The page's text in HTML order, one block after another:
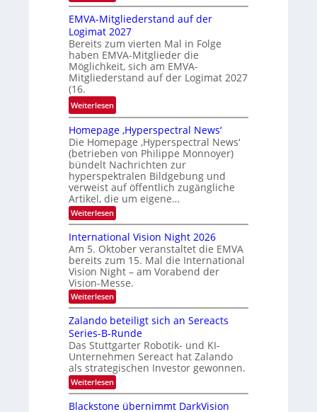
P
r
o
b
l
e
f
a
l
l
S
c
h
u
h
k
a
r
t
o
n
EMVA-Mitgliederstand auf der
Logimat 2027
Bereits zum vierten Mal in Folge
haben EMVA-Mitglieder die
Möglichkeit, sich am EMVA-
Mitgliederstand auf der Logimat 2027
(16.
Weiterlesen:
E
M
V
A
-
M
i
t
g
l
i
e
d
e
r
s
t
a
n
d
a
Homepage ‚Hyperspectral News‘
Die Homepage ‚Hyperspectral News‘
(betrieben von Philippe Monnoyer)
bündelt Nachrichten zur
hyperspektralen Bildgebung und
verweist auf öffentlich zugängliche
Artikel, die um eigene…
Weiterlesen:
H
m
e
p
a
g
e
‚
H
y
p
e
r
s
p
e
c
International Vision Night 2026
Am 5. Oktober veranstaltet die EMVA
bereits zum 15. Mal die International
Vision Night – am Vorabend der
Vision-Messe.
Weiterlesen:
I
t
e
r
n
a
t
i
o
n
Zalando beteiligt sich an Sereacts
Series-B-Runde
Das Stuttgarter Robotik- und KI-
Unternehmen Sereact hat Zalando
als strategischen Investor gewonnen.
Weiterlesen:
Z
Blackstone übernimmt DarkVision